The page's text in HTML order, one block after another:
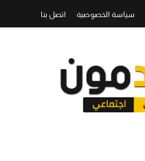
سياسة الخصوصية اتصل بنا